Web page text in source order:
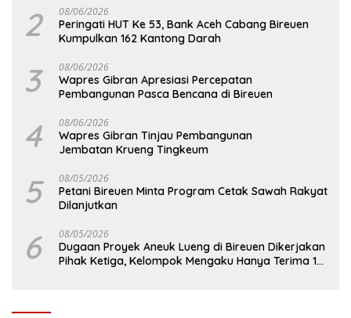
2 08/06/2026
Peringati HUT Ke 53, Bank Aceh Cabang Bireuen
Kumpulkan 162 Kantong Darah
3 08/06/2026
Wapres Gibran Apresiasi Percepatan
Pembangunan Pasca Bencana di Bireuen
4 08/06/2026
Wapres Gibran Tinjau Pembangunan
Jembatan Krueng Tingkeum
5 08/05/2026
Petani Bireuen Minta Program Cetak Sawah Rakyat
Dilanjutkan
6 08/05/2026
Dugaan Proyek Aneuk Lueng di Bireuen Dikerjakan
Pihak Ketiga, Kelompok Mengaku Hanya Terima 10